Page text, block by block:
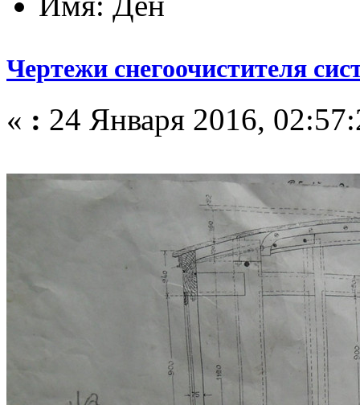
Чертежи снегоочистителя
« : 24 Января 2016,